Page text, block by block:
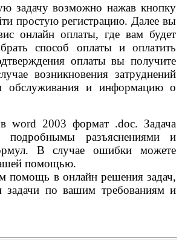
задачу возможно нажав кнопку
простую регистрацию. Далее вы
онлайн оплаты, где вам будет
способ оплаты и оплатить
оплаты вы получите
возникновения затруднений
обслуживания и информацию о
word 2003 формат .doc. Задача
подробнымы разъяснениями и
В случае ошибки можете
помощью.
помощь в онлайн решения задач,
задачи по вашим требованиям и